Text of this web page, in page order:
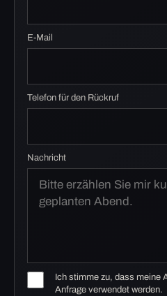
E-Mail
Telefon für den Rückruf
Nachricht
Ich stimme zu, dass meine
Anfrage verwendet werden.